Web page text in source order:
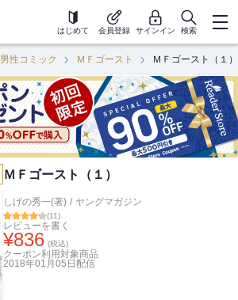
はじめて 会員登録 サインイン 検索
男性コミック ＭＦゴースト ＭＦゴースト（１）
ＭＦゴースト（１）
しげの秀一(著) / ヤングマガジン
(11)
レビューを書く
¥836 (税込)
クーポン利用対象商品
2018年01月05日 配信